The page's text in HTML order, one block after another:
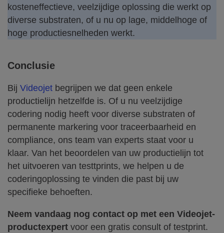
kosteneffectieve, veelzijdige oplossing die werkt op
diverse substraten, of u nu op lage, middelhoge of
hoge productiesnelheden werkt.
Conclusie
Bij Videojet begrijpen we dat geen enkele
productielijn hetzelfde is. Of u nu veelzijdige
codering nodig heeft voor diverse substraten of
permanente markering voor traceerbaarheid en
compliance, ons team van experts staat voor u
klaar. Van het beoordelen van uw productielijn tot
het uitvoeren van testtprints, we helpen u de
coderingoplossing te vinden die past bij uw
specifieke behoeften.
Neem vandaag nog contact op met een Videojet-
productexpert voor een gratis consult of testprint.